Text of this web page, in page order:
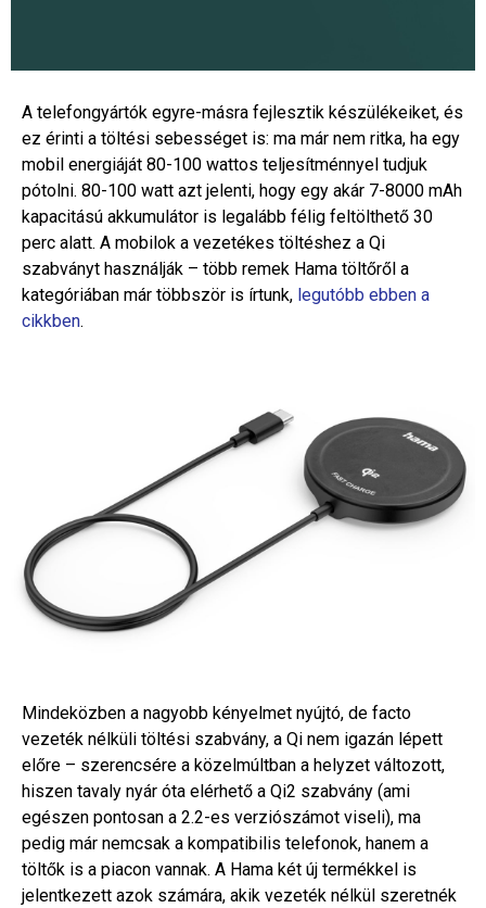
A telefongyártók egyre-másra fejlesztik készülékeiket, és
ez érinti a töltési sebességet is: ma már nem ritka, ha egy
mobil energiáját 80-100 wattos teljesítménnyel tudjuk
pótolni. 80-100 watt azt jelenti, hogy egy akár 7-8000 mAh
kapacitású akkumulátor is legalább félig feltölthető 30
perc alatt. A mobilok a vezetékes töltéshez a Qi
szabványt használják – több remek Hama töltőről a
kategóriában már többször is írtunk, legutóbb ebben a
cikkben.
Mindeközben a nagyobb kényelmet nyújtó, de facto
vezeték nélküli töltési szabvány, a Qi nem igazán lépett
előre – szerencsére a közelmúltban a helyzet változott,
hiszen tavaly nyár óta elérhető a Qi2 szabvány (ami
egészen pontosan a 2.2-es verziószámot viseli), ma
pedig már nemcsak a kompatibilis telefonok, hanem a
töltők is a piacon vannak. A Hama két új termékkel is
jelentkezett azok számára, akik vezeték nélkül szeretnék